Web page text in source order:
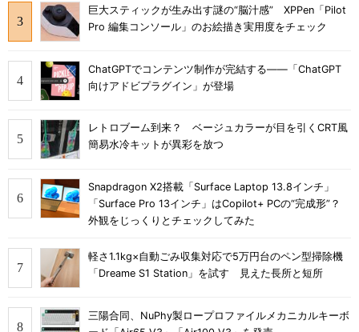
巨大スティックが生み出す謎の“脳汁感” XPPen「Pilot
Pro 編集コンソール」のお絵描き実用度をチェック
ChatGPTでコンテンツ制作が完結する――「ChatGPT
向けアドビプラグイン」が登場
レトロブーム到来？ ベージュカラーが目を引くCRT風
簡易水冷キットが異彩を放つ
Snapdragon X2搭載「Surface Laptop 13.8インチ」
「Surface Pro 13インチ」はCopilot+ PCの“完成形”？
外観をじっくりとチェックしてみた
軽さ1.1kg×自動ごみ収集対応で5万円台のペン型掃除機
「Dreame S1 Station」を試す 見えた長所と短所
三陽合同、NuPhy製ロープロファイルメカニカルキーボ